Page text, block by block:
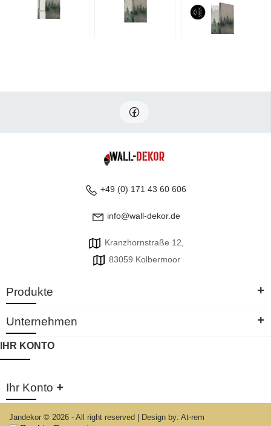
+49 (0) 171 43 60 606
info@wall-dekor.de
Kranzhornstraße 12,
83059 Kolbermoor
Produkte +
Unternehmen +
IHR KONTO
Ihr Konto +
Jandekor © 2026 - All right reserved Design by: At-rem